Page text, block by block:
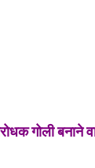
गोली